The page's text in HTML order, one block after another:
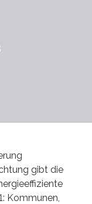
gibt die
Kommunen,